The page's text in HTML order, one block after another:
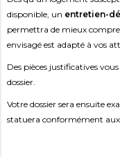
disponible, un entretien-
permettra de mieux
envisagé est adapté à vos
Des pièces justificatives
dossier.
Votre dossier sera ensuite
statuera conformément